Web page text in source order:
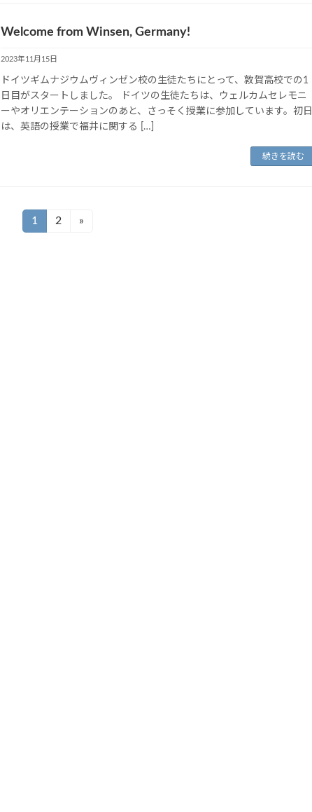
Welcome from Winsen, Germany!
2023年11月15日
ドイツギムナジウムヴィンゼン校の生徒たちにとって、敦賀高校での1
日目がスタートしました。 ドイツの生徒たちは、ウェルカムセレモニ
ーやオリエンテーションのあと、さっそく授業に参加しています。初日
は、英語の授業で福井に関する […]
続きを読む
固
1
固
2 »